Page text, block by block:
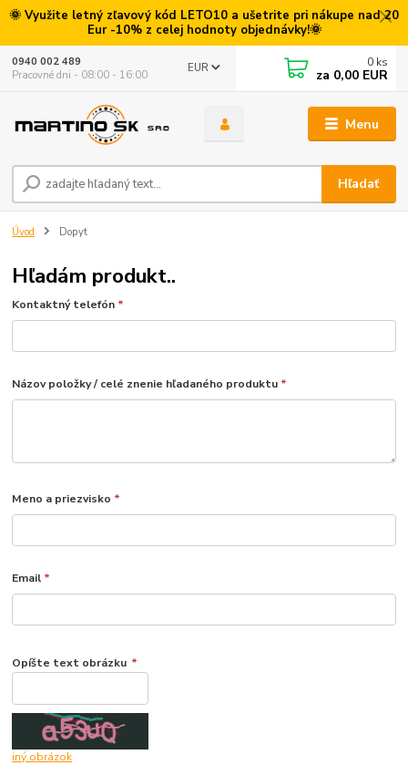
🌞 Využite letný zľavový kód LETO10 a ušetrite pri nákupe nad 20
Eur -10% z celej hodnoty objednávky!🌞
Menu
EUR
Hľadať
0940 002 489
Pracovné dni - 08:00 - 16:00
0 ks
za 0,00 EUR
Úvod Dopyt
Hľadám produkt..
Kontaktný telefón *
Názov položky / celé znenie hľadaného produktu *
Meno a priezvisko *
Email *
Opíšte text obrázku *
iný obrázok